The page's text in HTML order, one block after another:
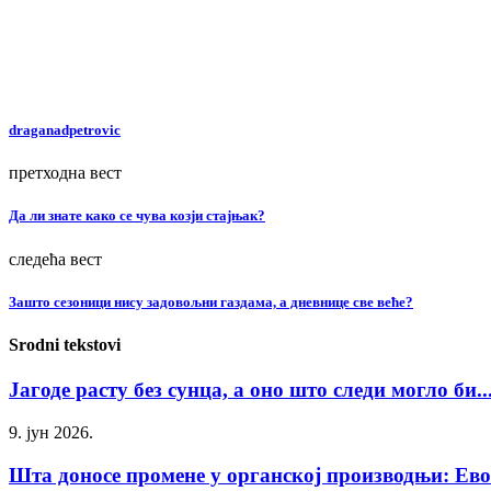
draganadpetrovic
претходна вест
Да ли знате како се чува козји стајњак?
следећа вест
Зашто сезоници нису задовољни газдама, а дневнице све веће?
Srodni tekstovi
Јагоде расту без сунца, а оно што следи могло би...
9. јун 2026.
Шта доносе промене у органској производњи: Ево